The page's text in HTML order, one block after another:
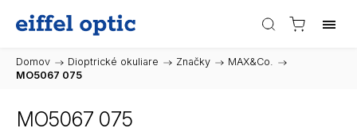
Domov / Dioptrické okuliare / Značky / MAX&Co. /
MO5067 075
MO5067 075